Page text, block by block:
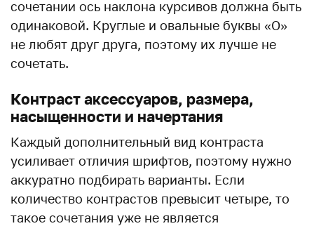
сочетании ось наклона курсивов должна быть
одинаковой. Круглые и овальные буквы «О»
не любят друг друга, поэтому их лучше не
сочетать.
Контраст аксессуаров, размера,
насыщенности и начертания
Каждый дополнительный вид контраста
усиливает отличия шрифтов, поэтому нужно
аккуратно подбирать варианты. Если
количество контрастов превысит четыре, то
такое сочетания уже не является